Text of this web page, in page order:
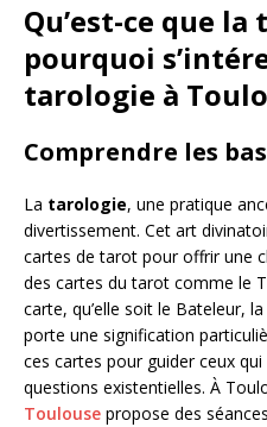
Qu’est-ce que
pourquoi
tarologie à
Comprendre les
La tarologie, une pratique
divertissement. Cet art
cartes de tarot pour offrir une
des cartes du tarot comme le
carte, qu’elle soit le Bateleur,
porte une signification
ces cartes pour guider ceux
questions existentielles. À
Toulouse propose des